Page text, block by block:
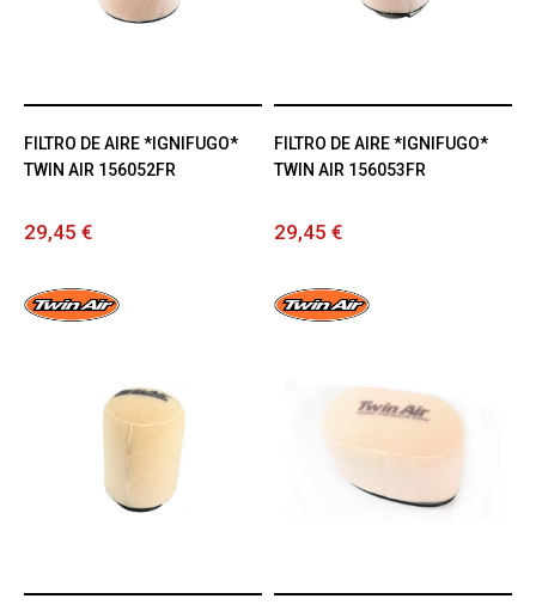
FILTRO DE AIRE *IGNIFUGO*
TWIN AIR 156052FR
29,45 €
FILTRO DE AIRE *IGNIFUGO*
TWIN AIR 156053FR
29,45 €